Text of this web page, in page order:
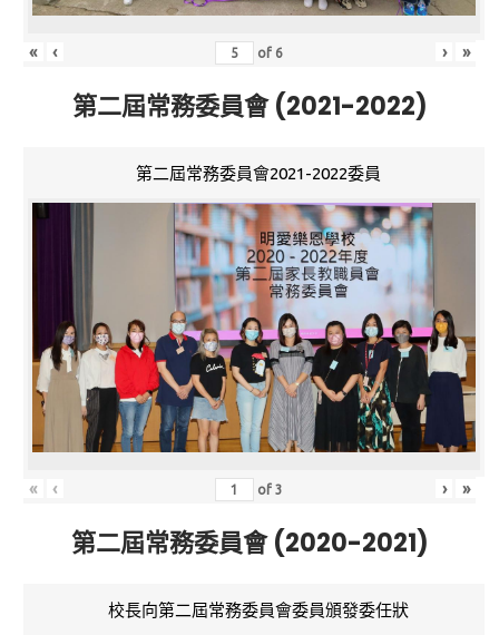
« ‹ of 6 › »
第二屆常務委員會 (2021-2022)
第二屆常務委員會2021-2022委員
« ‹ of3 › »
第二屆常務委員會 (2020-2021)
校長向第二屆常務委員會委員頒發委任狀